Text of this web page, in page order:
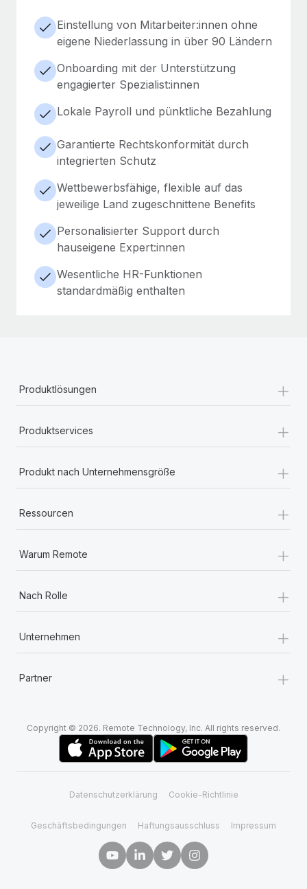
Einstellung von Mitarbeiter:innen ohne
eigene Niederlassung in über 90 Ländern
Onboarding mit der Unterstützung
engagierter Spezialist:innen
Lokale Payroll und pünktliche Bezahlung
Garantierte Rechtskonformität durch
integrierten Schutz
Wettbewerbsfähige, flexible auf das
jeweilige Land zugeschnittene Benefits
Personalisierter Support durch
hauseigene Expert:innen
Wesentliche HR-Funktionen
standardmäßig enthalten
Produktlösungen +
Produktservices +
Produkt nach Unternehmensgröße +
Ressourcen +
Warum Remote +
Nach Rolle +
Unternehmen +
Partner +
Copyright © 2026. Remote Technology, Inc. All rights reserved.
Datenschutzerklärung Cookie-Richtlinie
Geschäftsbedingungen Haftungsausschluss Impressum